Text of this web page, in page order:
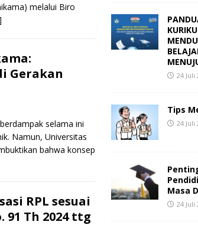
melalui Biro
Gerakan
selama ini
Namun, Universitas
bahwa konsep
RPL sesuai
Th 2024 ttg
24 Juli
Tips
24 Juli
Masa
24 Juli